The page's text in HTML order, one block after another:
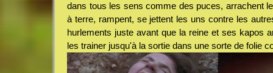
dans tous les sens comme des puces, arrachent
à terre, rampent, se jettent les uns contre les
hurlements juste avant que la reine et ses kapos
les trainer jusqu'à la sortie dans une sorte de folie